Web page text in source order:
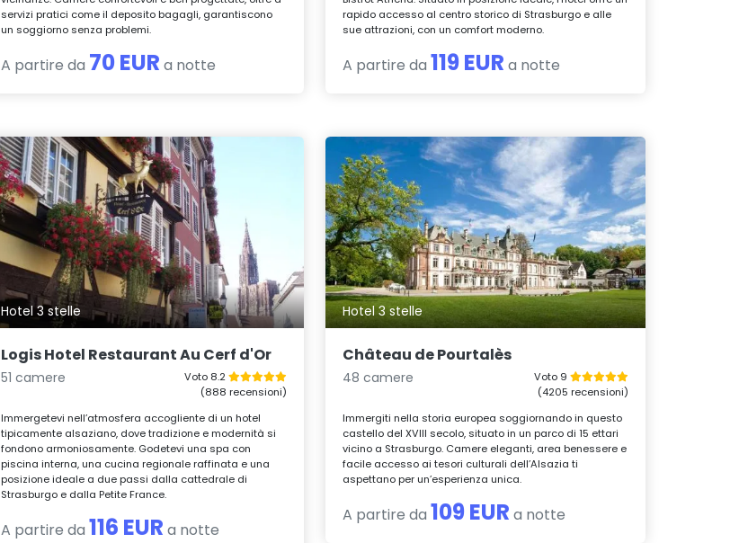
servizi pratici come il deposito bagagli, garantiscono
un soggiorno senza problemi.
A partire da 70 EUR a notte
rapido accesso al centro storico di Strasburgo e alle
sue attrazioni, con un comfort moderno.
A partire da119 EUR a notte
Hotel 3 stelle
Logis Hotel Restaurant Au Cerf d'Or
51 camere
Voto 8.2
(888 recensioni)
Immergetevi nell’atmosfera accogliente di un hotel
tipicamente alsaziano, dove tradizione e modernità si
fondono armoniosamente. Godetevi una spa con
piscina interna, una cucina regionale raffinata e una
posizione ideale a due passi dalla cattedrale di
Strasburgo e dalla Petite France.
A partire da116 EUR a notte
Hotel 3 stelle
Château de Pourtalès
48 camere
Voto 9
(4205 recensioni)
Immergiti nella storia europea soggiornando in questo
castello del XVIII secolo, situato in un parco di 15 ettari
vicino a Strasburgo. Camere eleganti, area benessere e
facile accesso ai tesori culturali dell’Alsazia ti
aspettano per un’esperienza unica.
A partire da109 EUR a notte